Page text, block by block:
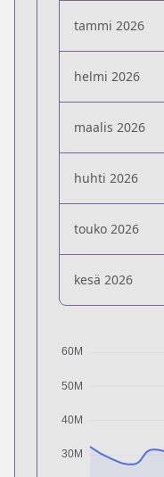
tammi 2026
helmi 2026
maalis 2026
huhti 2026
touko 2026
kesä 2026